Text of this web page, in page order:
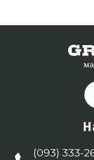
(093) 333-